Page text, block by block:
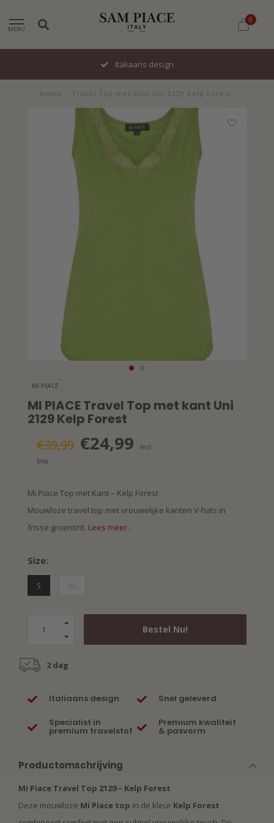
MENU
0
Italiaans design
Home Travel Top met kant Uni 2129 Kelp Forest
MI PIACE
MI PIACE Travel Top met kant Uni
2129 Kelp Forest
€39,99 €24,99
Incl.
btw
Mi Piace Top met Kant – Kelp Forest
Mouwloze travel top met vrouwelijke kanten V-hals in
frisse groentint. Lees meer..
Size:
S
Bestel Nu!
2 dag
Italiaans design Snel geleverd
Specialist in
premium travelstof
Premium kwaliteit
& pasvorm
Productomschrijving
Mi Piace Travel Top 2129 – Kelp Forest
Deze mouwloze Mi Piace top in de kleur Kelp Forest